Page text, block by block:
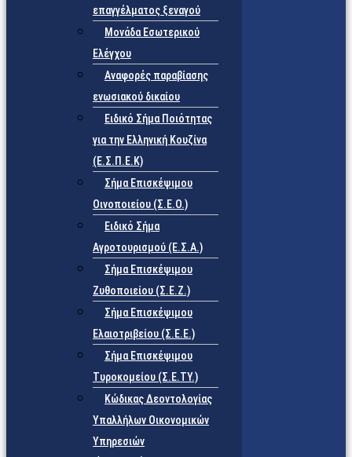
επαγγέλματος ξεναγού
Μονάδα Εσωτερικού
Ελέγχου
Αναφορές παραβίασης
ενωσιακού δικαίου
Ειδικό Σήμα Ποιότητας
για την Ελληνική Κουζίνα
(Ε.Σ.Π.Ε.Κ)
Σήμα Επισκέψιμου
Οινοποιείου (Σ.Ε.Ο.)
Ειδικό Σήμα
Αγροτουρισμού (Ε.Σ.Α.)
Σήμα Επισκέψιμου
Ζυθοποιείου (Σ.Ε.Ζ.)
Σήμα Επισκέψιμου
Ελαιοτριβείου (Σ.Ε.Ε.)
Σήμα Επισκέψιμου
Τυροκομείου (Σ.Ε.TY.)
Κώδικας Δεοντολογίας
Υπαλλήλων Οικονομικών
Υπηρεσιών